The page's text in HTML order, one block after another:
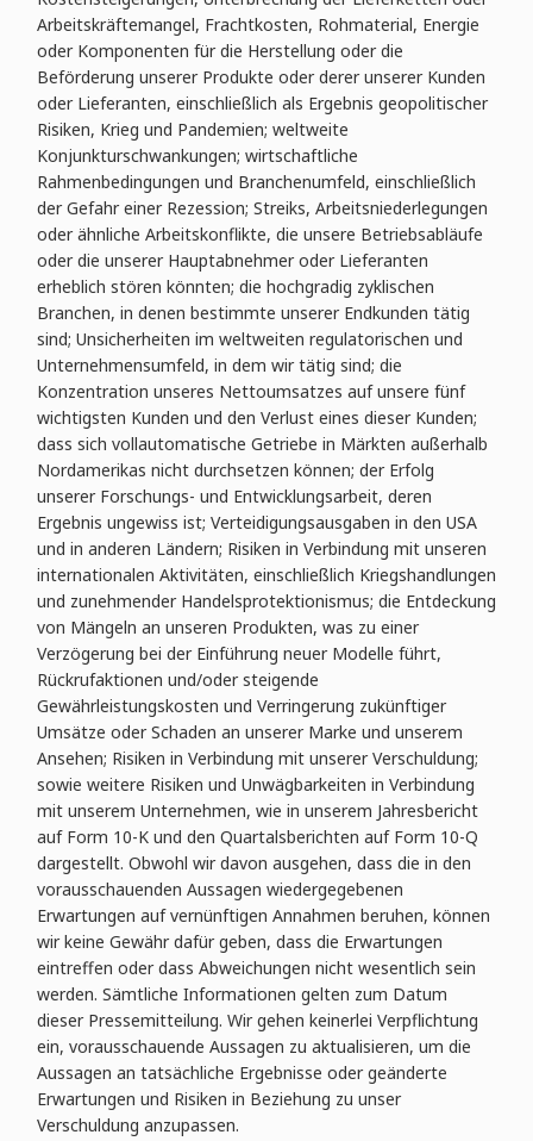
Arbeitskräftemangel, Frachtkosten, Rohmaterial, Energie
oder Komponenten für die Herstellung oder die
Beförderung unserer Produkte oder derer unserer Kunden
oder Lieferanten, einschließlich als Ergebnis geopolitischer
Risiken, Krieg und Pandemien; weltweite
Konjunkturschwankungen; wirtschaftliche
Rahmenbedingungen und Branchenumfeld, einschließlich
der Gefahr einer Rezession; Streiks, Arbeitsniederlegungen
oder ähnliche Arbeitskonflikte, die unsere Betriebsabläufe
oder die unserer Hauptabnehmer oder Lieferanten
erheblich stören könnten; die hochgradig zyklischen
Branchen, in denen bestimmte unserer Endkunden tätig
sind; Unsicherheiten im weltweiten regulatorischen und
Unternehmensumfeld, in dem wir tätig sind; die
Konzentration unseres Nettoumsatzes auf unsere fünf
wichtigsten Kunden und den Verlust eines dieser Kunden;
dass sich vollautomatische Getriebe in Märkten außerhalb
Nordamerikas nicht durchsetzen können; der Erfolg
unserer Forschungs- und Entwicklungsarbeit, deren
Ergebnis ungewiss ist; Verteidigungsausgaben in den USA
und in anderen Ländern; Risiken in Verbindung mit unseren
internationalen Aktivitäten, einschließlich Kriegshandlungen
und zunehmender Handelsprotektionismus; die Entdeckung
von Mängeln an unseren Produkten, was zu einer
Verzögerung bei der Einführung neuer Modelle führt,
Rückrufaktionen und/oder steigende
Gewährleistungskosten und Verringerung zukünftiger
Umsätze oder Schaden an unserer Marke und unserem
Ansehen; Risiken in Verbindung mit unserer Verschuldung;
sowie weitere Risiken und Unwägbarkeiten in Verbindung
mit unserem Unternehmen, wie in unserem Jahresbericht
auf Form 10-K und den Quartalsberichten auf Form 10-Q
dargestellt. Obwohl wir davon ausgehen, dass die in den
vorausschauenden Aussagen wiedergegebenen
Erwartungen auf vernünftigen Annahmen beruhen, können
wir keine Gewähr dafür geben, dass die Erwartungen
eintreffen oder dass Abweichungen nicht wesentlich sein
werden. Sämtliche Informationen gelten zum Datum
dieser Pressemitteilung. Wir gehen keinerlei Verpflichtung
ein, vorausschauende Aussagen zu aktualisieren, um die
Aussagen an tatsächliche Ergebnisse oder geänderte
Erwartungen und Risiken in Beziehung zu unser
Verschuldung anzupassen.